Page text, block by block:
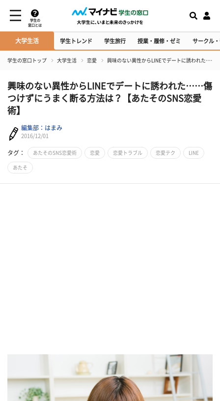
学生の
窓口とは
大学生活 学生トレンド 学生旅行 授業・履修・ゼミ サークル
学生の窓口トップ 大学生活 恋愛 興味のない異性からLINEでデートに誘われた……
興味のない異性からLINEでデートに誘われた……傷
つけずにうまく断る方法は？【あたそのSNS恋愛
術】
編集部：はまみ
2016/12/01
タグ： あたそのSNS恋愛術 恋愛 恋愛トラブル 恋愛テク LINE
あたそ